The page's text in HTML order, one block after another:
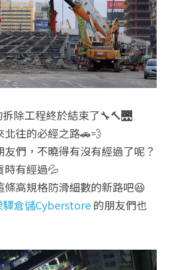
拆除工程終於結束了🔧🔨🌉
北往的必經之路🚗💨
友們，不曉得有沒有經過了呢？
時有經過💦
條高規格防滑細數的新路吧😆
驛倉儲Cyberstore 的朋友們也